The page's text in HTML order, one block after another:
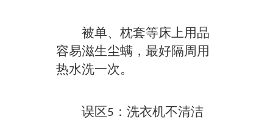
被单、枕套等床上用品
容易滋生尘螨，最好隔周用
热水洗一次。
误区5：洗衣机不清洁